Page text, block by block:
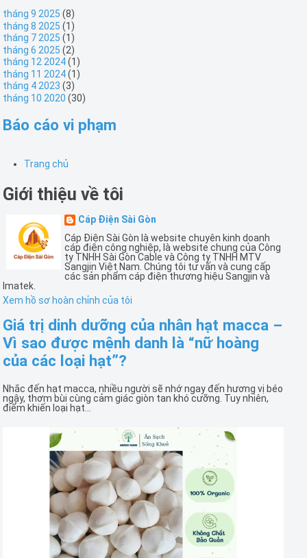
tháng 9 2025 (8)
tháng 8 2025 (1)
tháng 7 2025 (1)
tháng 6 2025 (2)
tháng 12 2024(1)
tháng 11 2024(1)
tháng 4 2023 (3)
tháng 10 2020 (30)
Báo cáo vi phạm
Trang chủ
Giới thiệu về tôi
Cáp Điện Sài Gòn
Cáp Điện Sài Gòn là website chuyên kinh doanh
cáp điện công nghiệp, là website chung của Công
ty TNHH Sài Gòn Cable và Công ty TNHH MTV
Sangjin Việt Nam. Chúng tôi tư vấn và cung cấp
các sản phẩm cáp điện thương hiệu Sangjin và
Imatek.
Xem hồ sơ hoàn chỉnh của tôi
Giá trị dinh dưỡng của nhân hạt macca –
Vì sao được mệnh danh là “nữ hoàng
của các loại hạt”?
Nhắc đến hạt macca, nhiều người sẽ nhớ ngay đến hương vị béo
ngậy, thơm bùi cùng cảm giác giòn tan khó cưỡng. Tuy nhiên,
điểm khiến loại hạt...